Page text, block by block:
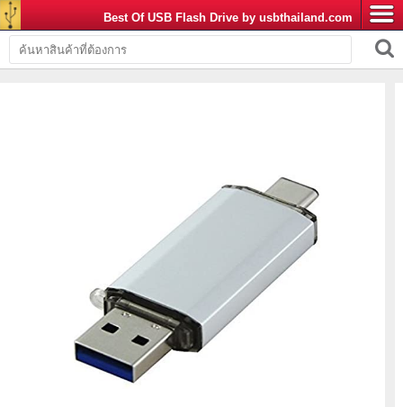
Best Of USB Flash Drive by usbthailand.com